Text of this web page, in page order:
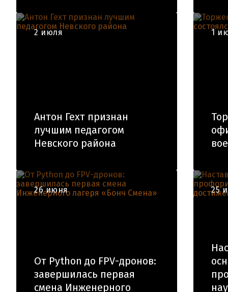
2 июля
Антон Гехт признан
лучшим педагогом
Невского района
1
26 июня
От Python до FPV-дронов:
завершилась первая
смена Инженерного
25